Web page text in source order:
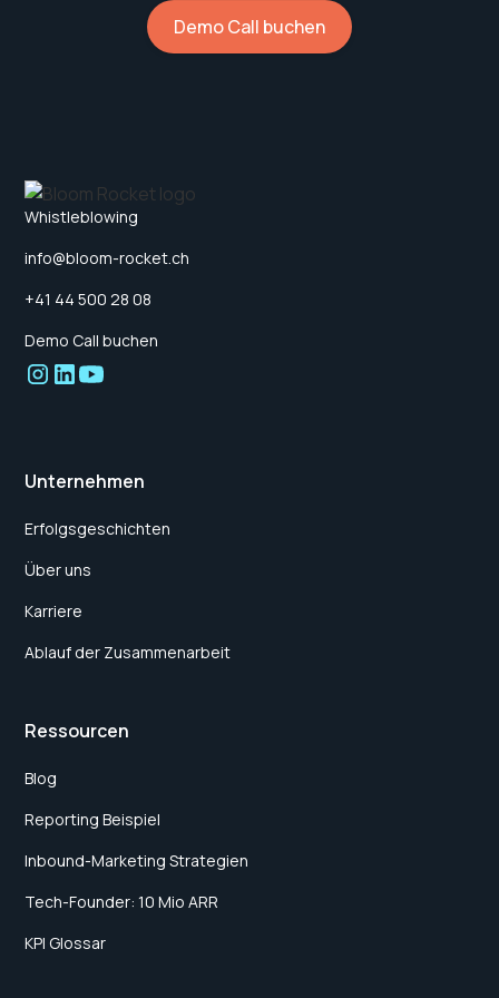
Demo Call buchen
Whistleblowing
info@bloom-rocket.ch
+41 44 500 28 08
Demo Call buchen
Unternehmen
Erfolgsgeschichten
Über uns
Karriere
Ablauf der Zusammenarbeit
Ressourcen
Blog
Reporting Beispiel
Inbound-Marketing Strategien
Tech-Founder: 10 Mio ARR
KPI Glossar